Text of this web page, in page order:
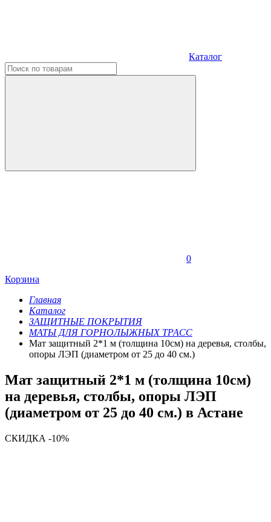
Каталог
0
Корзина
Главная
Каталог
ЗАЩИТНЫЕ ПОКРЫТИЯ
МАТЫ ДЛЯ ГОРНОЛЫЖНЫХ ТРАСС
Мат защитный 2*1 м (толщина 10см) на деревья, столбы,
опоры ЛЭП (диаметром от 25 до 40 см.)
Мат защитный 2*1 м (толщина 10см)
на деревья, столбы, опоры ЛЭП
(диаметром от 25 до 40 см.) в Астане
СКИДКА -10%